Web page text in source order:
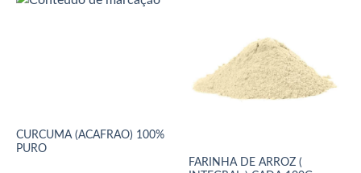
CURCUMA (ACAFRAO) 100%
PURO
FARINHA DE ARROZ (